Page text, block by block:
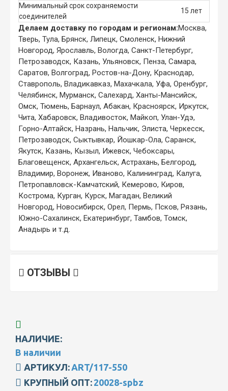
Минимальный срок сохраняемости
соединителей
15 лет
Делаем доставку по городам и регионам:Москва,
Тверь, Тула, Брянск, Липецк, Смоленск, Нижний
Новгород, Ярославль, Вологда, Санкт-Петербург,
Петрозаводск, Казань, Ульяновск, Пенза, Самара,
Саратов, Волгоград, Ростов-на-Дону, Краснодар,
Ставрополь, Владикавказ, Махачкала, Уфа, Оренбург,
Челябинск, Мурманск, Салехард, Ханты-Мансийск,
Омск, Тюмень, Барнаул, Абакан, Красноярск, Иркутск,
Чита, Хабаровск, Владивосток, Майкоп, Улан-Удэ,
Горно-Алтайск, Назрань, Нальчик, Элиста, Черкесск,
Петрозаводск, Сыктывкар, Йошкар-Ола, Саранск,
Якутск, Казань, Кызыл, Ижевск, Чебоксары,
Благовещенск, Архангельск, Астрахань, Белгород,
Владимир, Воронеж, Иваново, Калининград, Калуга,
Петропавловск-Камчатский, Кемерово, Киров,
Кострома, Курган, Курск, Магадан, Великий
Новгород, Новосибирск, Орел, Пермь, Псков, Рязань,
Южно-Сахалинск, Екатеринбург, Тамбов, Томск,
Анадырь и т.д.
ОТЗЫВЫ
НАЛИЧИЕ:
В наличии
АРТИКУЛ: ART/117-550
КРУПНЫЙ ОПТ: 20028-spbz